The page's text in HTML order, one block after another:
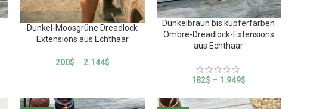
Dunkel-Moosgrüne Dreadlock
Extensions aus Echthaar
200$ – 2.144$
Dunkelbraun bis kupferfarben
Ombre-Dreadlock-Extensions
aus Echthaar
182$ – 1.949$